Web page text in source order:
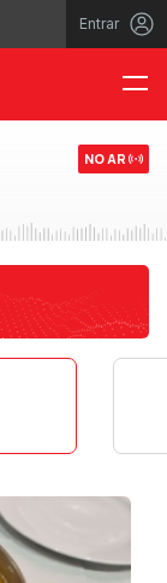
Entrar
NO AR